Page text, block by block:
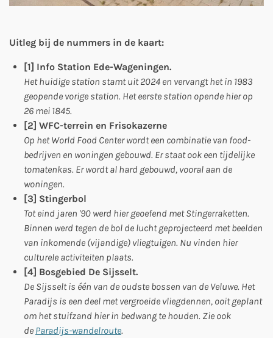
Uitleg bij de nummers in de kaart:
[1] Info Station Ede-Wageningen.
Het huidige station stamt uit 2024 en vervangt het in 1983
geopende vorige station. Het eerste station opende hier op
26 mei 1845.
[2] WFC-terrein en Frisokazerne
Op het World Food Center wordt een combinatie van food-
bedrijven en woningen gebouwd. Er staat ook een tijdelijke
tomatenkas. Er wordt al hard gebouwd, vooral aan de
woningen.
[3] Stingerbol
Tot eind jaren '90 werd hier geoefend met Stingerraketten.
Binnen werd tegen de bol de lucht geprojecteerd met beelden
van inkomende (vijandige) vliegtuigen. Nu vinden hier
culturele activiteiten plaats.
[4] Bosgebied De Sijsselt.
De Sijsselt is één van de oudste bossen van de Veluwe. Het
Paradijs is een deel met vergroeide vliegdennen, ooit geplant
om het stuifzand hier in bedwang te houden. Zie ook
de Paradijs-wandelroute.